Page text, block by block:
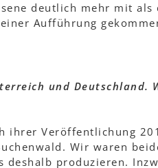
deutlich mehr mit
Aufführung
und Deutschland.
ihrer Veröffentlichung
Wir waren
produzieren.